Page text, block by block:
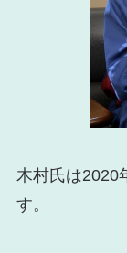
木村氏は2020
す。